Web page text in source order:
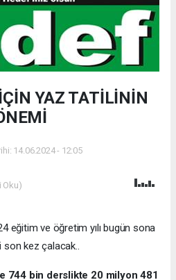
YAZ TATİLİNİN
14.06.2024 - 12:05
Oku)
eğitim ve öğretim yılı bugün sona
son kez çalacak..
744 bin derslikte 20 milyon 481